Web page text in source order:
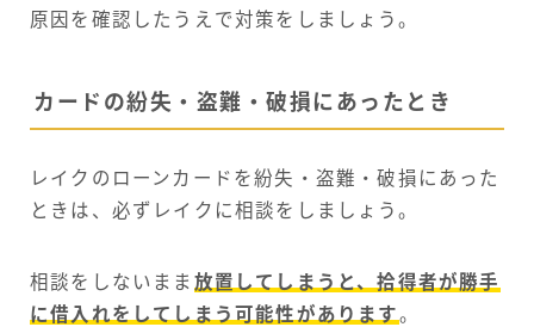
原因を確認したうえで対策をしましょう。
カードの紛失・盗難・破損にあったとき
レイクのローンカードを紛失・盗難・破損にあった
ときは、必ずレイクに相談をしましょう。
相談をしないまま 放置してしまうと、拾得者が勝手
に借入れをしてしまう可能性があります。